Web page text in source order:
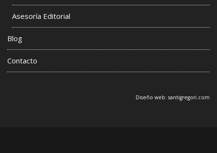
Asesoría Editorial
Blog
Contacto
Diseño web: santigregori.com